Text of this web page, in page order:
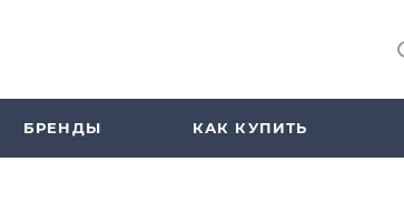
БРЕНДЫ КАК КУПИТЬ